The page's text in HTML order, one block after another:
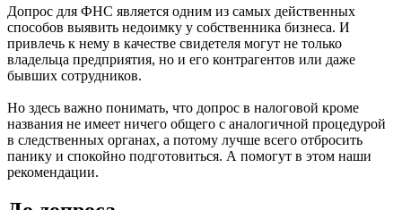
Допрос для ФНС является одним из самых действенных
способов выявить недоимку у собственника бизнеса. И
привлечь к нему в качестве свидетеля могут не только
владельца предприятия, но и его контрагентов или даже
бывших сотрудников.
Но здесь важно понимать, что допрос в налоговой кроме
названия не имеет ничего общего с аналогичной процедурой
в следственных органах, а потому лучше всего отбросить
панику и спокойно подготовиться. А помогут в этом наши
рекомендации.